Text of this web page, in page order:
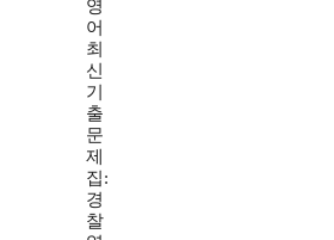
영
어
최
신
기
출
문
제
집:
경
찰